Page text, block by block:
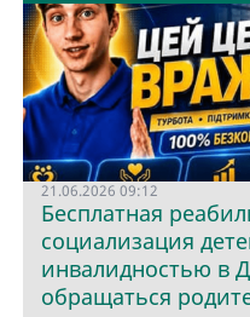
21.06.2026 09:12
Бесплатная
социализация
инвалидностью в
обращаться